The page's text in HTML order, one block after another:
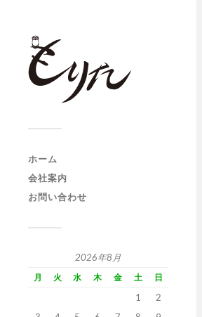
ホーム
会社案内
お問い合わせ
2026年8月
月 火 水 木 金 土 日
1
2